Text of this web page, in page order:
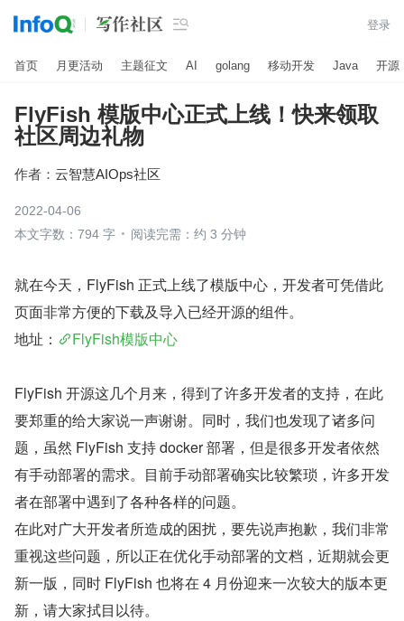
 登录
首页 月更活动 主题征文 AI golang 移动开发 Java 开源
FlyFish 模版中心正式上线！快来领取
社区周边礼物
作者： 云智慧AIOps社区
2022-04-06
本文字数：794 字
阅读完需：约 3 分钟
就在今天，FlyFish 正式上线了模版中心，开发者可凭借此
页面非常方便的下载及导入已经开源的组件。
地址：
FlyFish模版中心
FlyFish 开源这几个月来，得到了许多开发者的支持，在此
要郑重的给大家说一声谢谢。同时，我们也发现了诸多问
题，虽然 FlyFish 支持 docker 部署，但是很多开发者依然
有手动部署的需求。目前手动部署确实比较繁琐，许多开发
者在部署中遇到了各种各样的问题。
在此对广大开发者所造成的困扰，要先说声抱歉，我们非常
重视这些问题，所以正在优化手动部署的文档，近期就会更
新一版，同时 FlyFish 也将在 4 月份迎来一次较大的版本更
新，请大家拭目以待。